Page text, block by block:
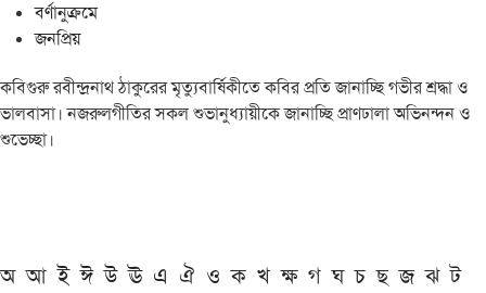
বর্ণানুক্রমে
জনপ্রিয়
কবিগুরু রবীন্দ্রনাথ ঠাকুরের মৃত্যুবার্ষিকীতে কবির প্রতি জানাচ্ছি গভীর শ্রদ্ধা ও
ভালবাসা। নজরুলগীতির সকল শুভানুধ্যায়ীকে জানাচ্ছি প্রাণঢালা অভিনন্দন ও
শুভেচ্ছা।
অ আ ই ঈ উ ঊ এ ঐ ও ক খ ক্ষ গ ঘ চ ছ জ ঝ ট